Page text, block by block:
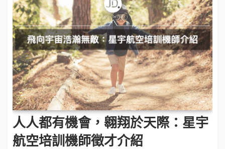
人人都有機會，翱翔於天際：星宇
航空培訓機師徵才介紹